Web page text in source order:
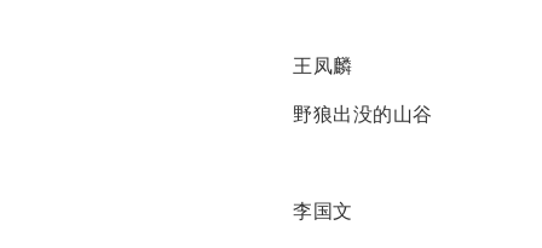
王凤麟
野狼出没的山谷
李国文